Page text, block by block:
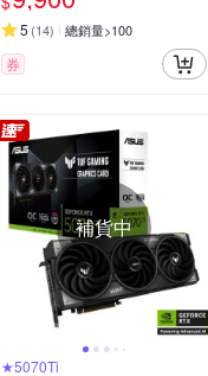
1-O 顯示卡RTX4060Ti
5 (14) 總銷量>100
券
補貨中
★5070Ti